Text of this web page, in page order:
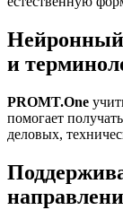
Нейронный
и
PROMT.One
помогает
деловых,